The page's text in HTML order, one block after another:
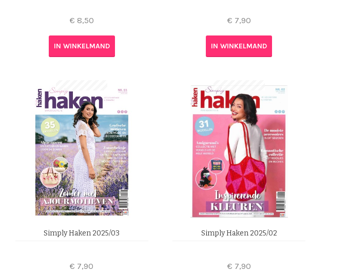
€ 8,50
IN WINKELMAND
€ 7,90
IN WINKELMAND
Simply Haken 2025/03
€ 7,90
Simply Haken 2025/02
€ 7,90